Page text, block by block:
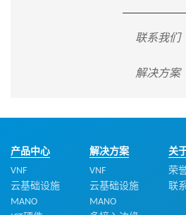
联系我们
解决方案
产品中心
VNF
云基础设施
MANO
解决方案
VNF
云基础设施
MANO
关
荣
联